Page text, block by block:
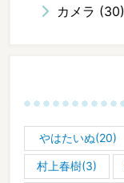
カメラ (30)
やはたいぬ(20)
村上春樹(3)